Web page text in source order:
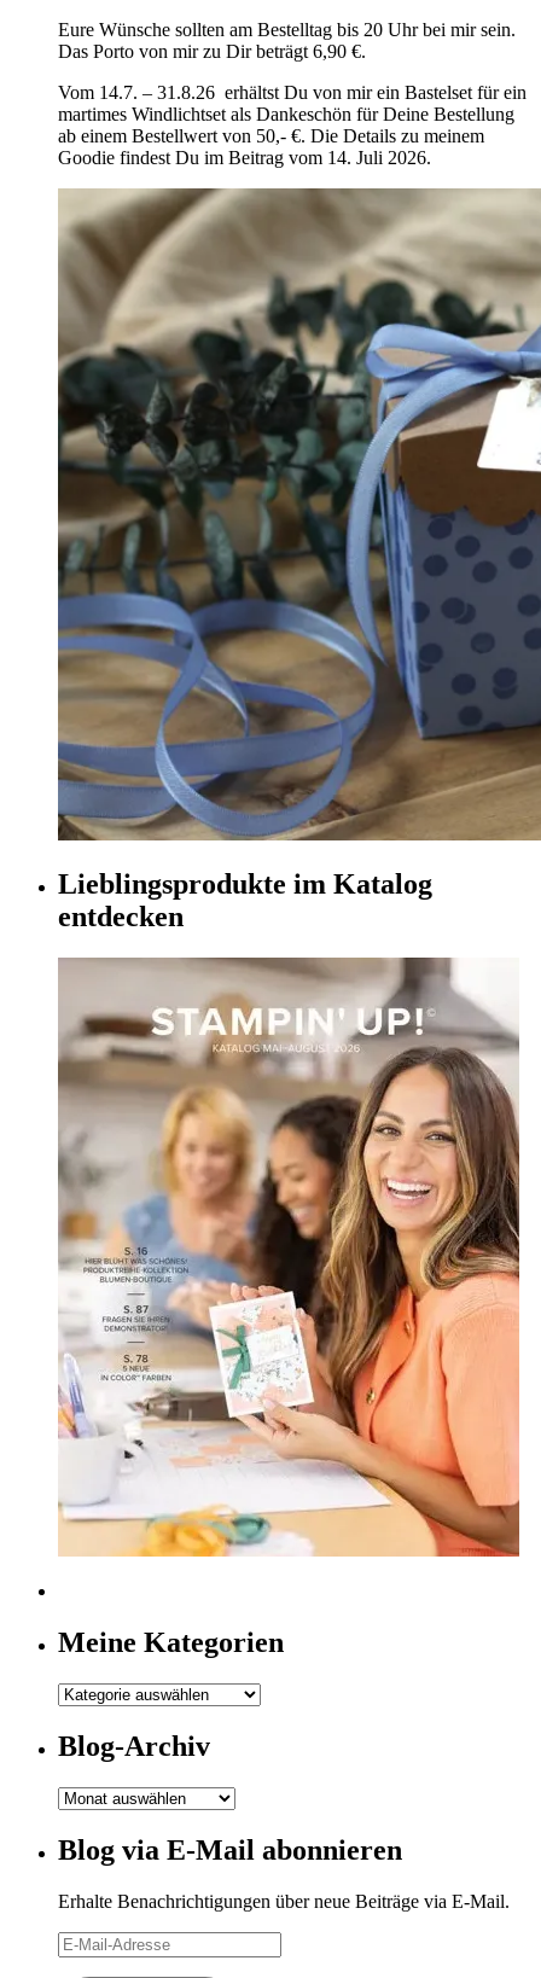
Eure Wünsche sollten am Bestelltag bis 20 Uhr bei mir sein.
Das Porto von mir zu Dir beträgt 6,90 €.
Vom 14.7. – 31.8.26 erhältst Du von mir ein Bastelset für ein
martimes Windlichtset als Dankeschön für Deine Bestellung
ab einem Bestellwert von 50,- €. Die Details zu meinem
Goodie findest Du im Beitrag vom 14. Juli 2026.
Lieblingsprodukte im Katalog
entdecken
Meine Kategorien
Meine
Blog-Archiv
Blog-
Blog via E-Mail abonnieren
Erhalte Benachrichtigungen über neue Beiträge via E-Mail.
E-
Mail-